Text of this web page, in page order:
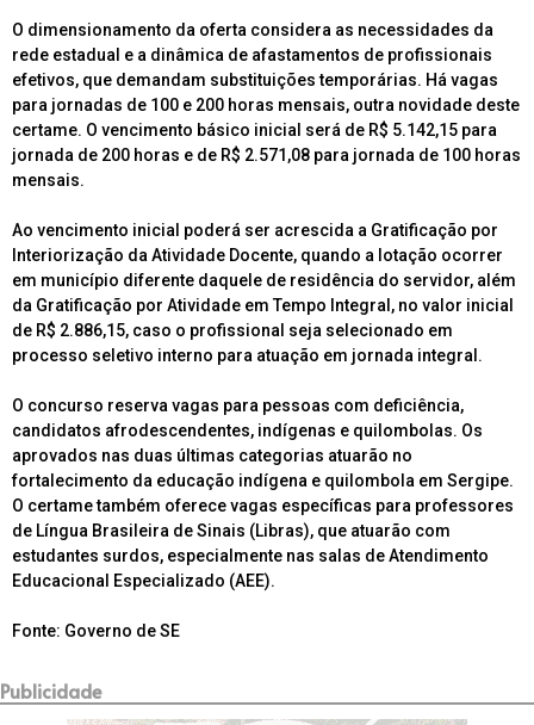
O dimensionamento da oferta considera as necessidades da
rede estadual e a dinâmica de afastamentos de profissionais
efetivos, que demandam substituições temporárias. Há vagas
para jornadas de 100 e 200 horas mensais, outra novidade deste
certame. O vencimento básico inicial será de R$ 5.142,15 para
jornada de 200 horas e de R$ 2.571,08 para jornada de 100 horas
mensais.
Ao vencimento inicial poderá ser acrescida a Gratificação por
Interiorização da Atividade Docente, quando a lotação ocorrer
em município diferente daquele de residência do servidor, além
da Gratificação por Atividade em Tempo Integral, no valor inicial
de R$ 2.886,15, caso o profissional seja selecionado em
processo seletivo interno para atuação em jornada integral.
O concurso reserva vagas para pessoas com deficiência,
candidatos afrodescendentes, indígenas e quilombolas. Os
aprovados nas duas últimas categorias atuarão no
fortalecimento da educação indígena e quilombola em Sergipe.
O certame também oferece vagas específicas para professores
de Língua Brasileira de Sinais (Libras), que atuarão com
estudantes surdos, especialmente nas salas de Atendimento
Educacional Especializado (AEE).
Fonte: Governo de SE
Publicidade